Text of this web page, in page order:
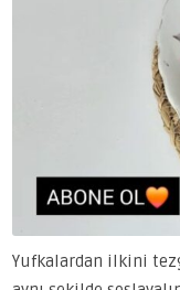
Yufkalardan ilkini